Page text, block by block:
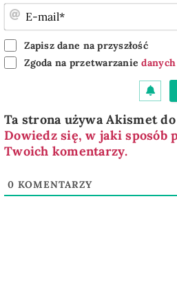
Zapisz dane na przyszłość
Zgoda na przetwarzanie
Ta strona używa Akismet
Dowiedz się, w jaki sposób
Twoich komentarzy.
0 KOMENTARZY